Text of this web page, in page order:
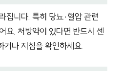
집니다. 특히 당뇨·혈압 관련
요. 처방약이 있다면 반드시 센
거나 지침을 확인하세요.